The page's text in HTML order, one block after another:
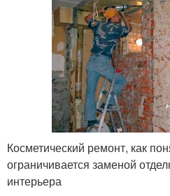
Косметический ремонт, как
ограничивается заменой
интерьера